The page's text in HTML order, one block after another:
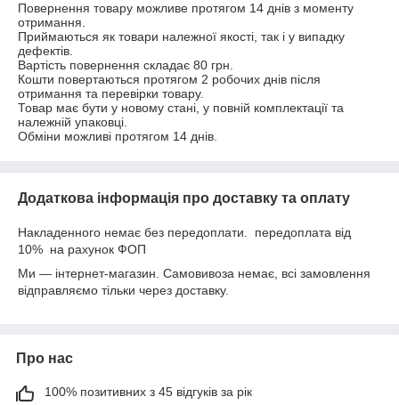
Повернення товару можливе протягом 14 днів з моменту
отримання.
Приймаються як товари належної якості, так і у випадку
дефектів.
Вартість повернення складає 80 грн.
Кошти повертаються протягом 2 робочих днів після
отримання та перевірки товару.
Товар має бути у новому стані, у повній комплектації та
належній упаковці.
Обміни можливі протягом 14 днів.
Додаткова інформація про доставку та оплату
Накладенного немає без передоплати. передоплата від
10% на рахунок ФОП
Ми — інтернет-магазин. Самовивоза немає, всі замовлення
відправляємо тільки через доставку.
Про нас
100% позитивних з 45 відгуків за рік